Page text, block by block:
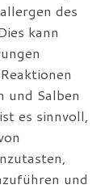
des
kann
und Salben
es sinnvoll,
und